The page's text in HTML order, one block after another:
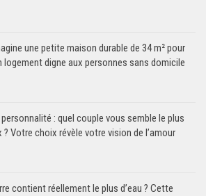
une petite maison durable de 34 m² pour
logement digne aux personnes sans domicile
: quel couple vous semble le plus
? Votre choix révèle votre vision de l’amour
contient réellement le plus d’eau ? Cette